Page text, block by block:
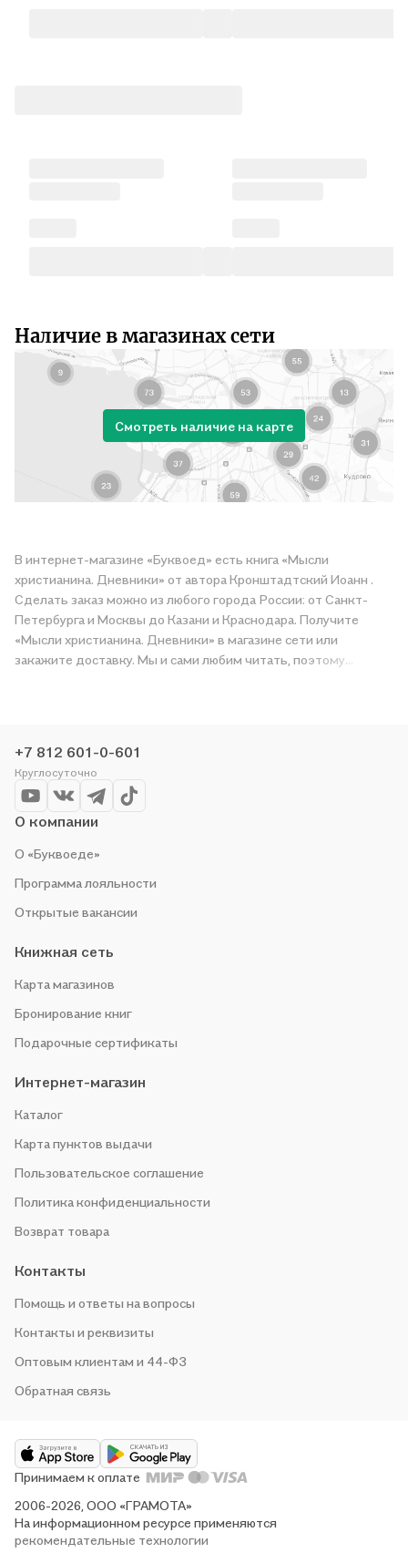
Наличие в магазинах сети
Смотреть наличие на карте
В интернет-магазине «Буквоед» есть книга «Мысли
христианина. Дневники» от автора Кронштадтский Иоанн .
Сделать заказ можно из любого города России: от Санкт-
Петербурга и Москвы до Казани и Краснодара. Получите
«Мысли христианина. Дневники» в магазине сети или
закажите доставку. Мы и сами любим читать, поэтому
+7 812 601-0-601
Круглосуточно
О компании
О «Буквоеде»
Программа лояльности
Открытые вакансии
Книжная сеть
Карта магазинов
Бронирование книг
Подарочные сертификаты
Интернет-магазин
Каталог
Карта пунктов выдачи
Пользовательское соглашение
Политика конфиденциальности
Возврат товара
Контакты
Помощь и ответы на вопросы
Контакты и реквизиты
Оптовым клиентам и 44-ФЗ
Обратная связь
2006-2026, ООО «ГРАМОТА»
На информационном ресурсе применяются
рекомендательные технологии
Принимаем к оплате